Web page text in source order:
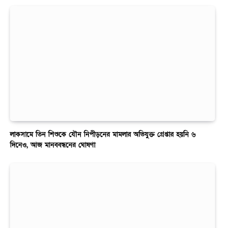
লাকসামে তিন শিশুকে যৌন নিপীড়নের মামলার অভিযুক্ত গ্রেপ্তার হয়নি ৬
দিনেও, আজ মানববন্ধনের ঘোষণা